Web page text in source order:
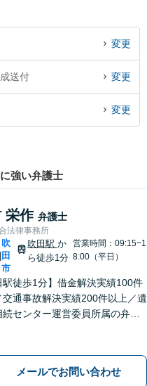
変更
送付 変更
変更
強い弁護士
栄作 弁護士
法律事務所
吹
田
市
吹田駅 か
ら徒歩1分
営業時間：09:15~1
8:00（平日）
駅徒歩1分】借金解決実績100件
交通事故解決実績200件以上／遺
センター運営委員所属の弁護
い。きめ細やかで丁寧な対応が
ーです。
メールでお問い合わせ